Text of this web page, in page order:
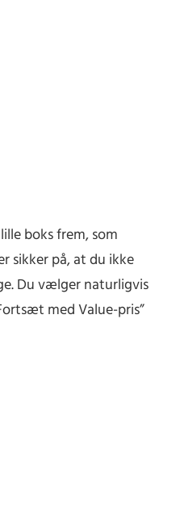
boks frem, som
sikker på, at du ikke
Du vælger naturligvis
med Value-pris”